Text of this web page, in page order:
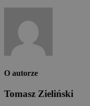
O autorze
Tomasz Zieliński